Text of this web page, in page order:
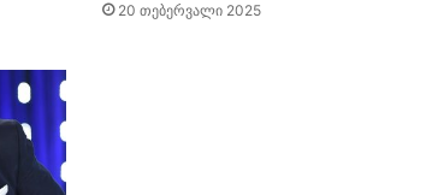
20 თებერვალი 2025